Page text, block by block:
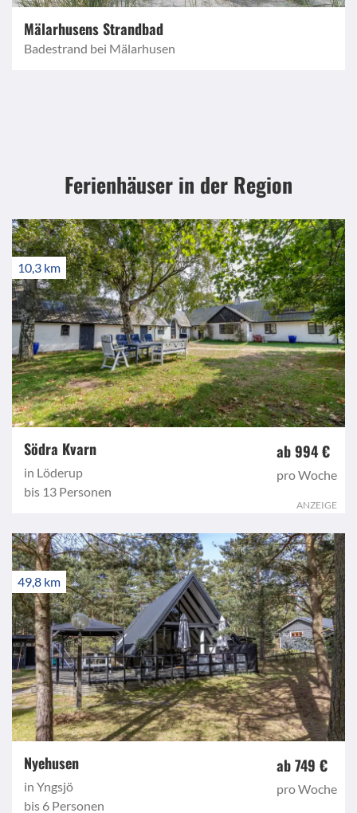
Mälarhusens Strandbad
Badestrand bei Mälarhusen
Ferienhäuser in der Region
10,3 km
Södra Kvarn
in Löderup
bis 13 Personen
ab 994 €
pro Woche
ANZEIGE
49,8 km
Nyehusen
in Yngsjö
bis 6 Personen
ab 749 €
pro Woche